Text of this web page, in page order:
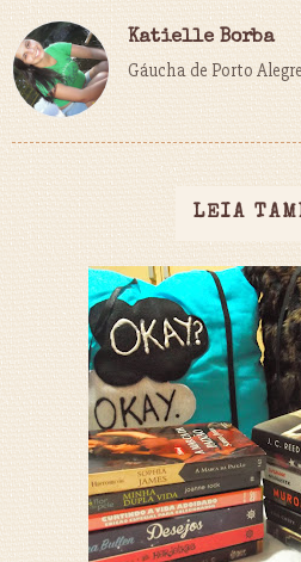
Katielle Borba
Gáucha de Porto
LEIA